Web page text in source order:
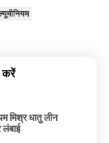
करें
मिश्र धातु लीन
लंबाई